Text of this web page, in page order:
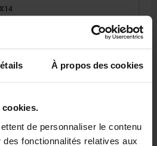
À propos des cookies
cookies.
de personnaliser le contenu
fonctionnalités relatives aux